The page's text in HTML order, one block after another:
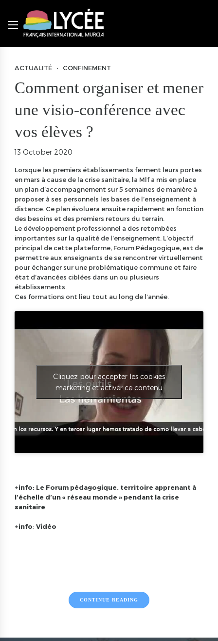
ACTUALITÉ CONFINEMENT
Comment organiser et mener
une visio-conférence avec
vos élèves ?
13 October 2020
Lorsque les premiers établissements ferment leurs portes
en mars à cause de la crise sanitaire, la Mlfa mis en place
un plan d’accompagnement sur 5 semaines de manière à
proposer à ses personnels les bases de l’enseignement à
distance. Ce plan évoluera ensuite rapidement en fonction
des besoins et des premiers retours du terrain.
Le développement professionnel a des retombées
importantes sur la qualité de l’enseignement. L’objectif
principal de cette plateforme, Forum Pédagogique, est de
permettre aux enseignants de se rencontrer virtuellement
pour échanger sur une problématique commune et faire
état d’avancées ciblées dans un ou plusieurs
établissements.
Ces formations ont lieu tout au long de l’année.
Cliquez pour accepter les cookies
marketing et activer ce contenu
+info: Le Forum pédagogique, territoire apprenant à
l’échelle d’un « réseau monde » pendant la crise
sanitaire
+info: Vidéo
CONTINUE READING